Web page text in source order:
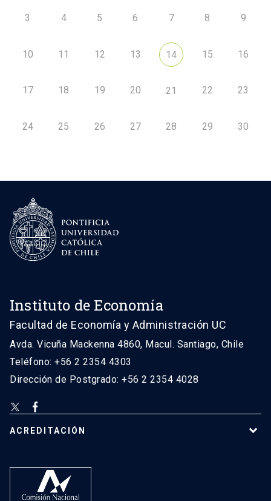
3 4 5 6 7 8 9
10 11 12 13 14 15 16
17 18 19 20 21 22 23
24 25 26 27 28 29 30
Instituto de Economía
Facultad de Economía y Administración UC
Avda. Vicuña Mackenna 4860, Macul. Santiago, Chile
Teléfono: +56 2 2354 4303
Dirección de Postgrado: +56 2 2354 4028
ACREDITACIÓN